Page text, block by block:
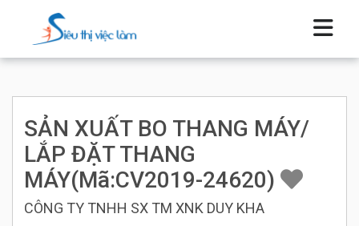
SẢN XUẤT BO THANG MÁY/
LẮP ĐẶT THANG
MÁY(Mã:CV2019-24620)
CÔNG TY TNHH SX TM XNK DUY KHA